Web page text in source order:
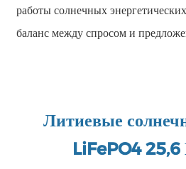
работы солнечных
баланс между спросом и
Литиевые
LiFePO4 25,6